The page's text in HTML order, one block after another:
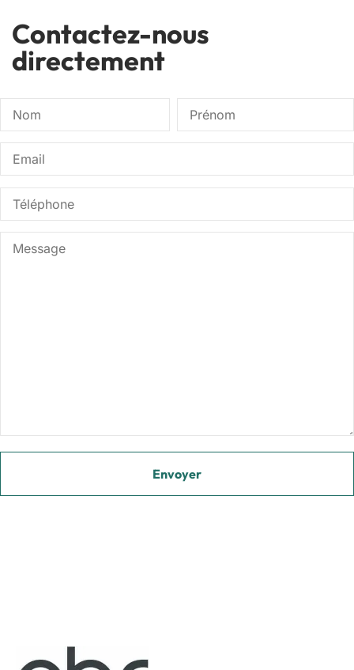
Contactez-nous
directement